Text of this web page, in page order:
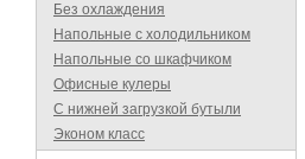
Без охлаждения
Напольные с холодильником
Напольные со шкафчиком
Офисные кулеры
С нижней загрузкой бутыли
Эконом класс